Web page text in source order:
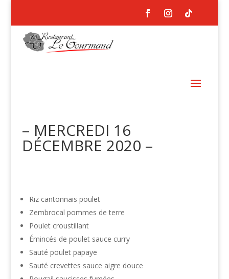
– MERCREDI 16
DÉCEMBRE 2020 –
Riz cantonnais poulet
Zembrocal pommes de terre
Poulet croustillant
Émincés de poulet sauce curry
Sauté poulet papaye
Sauté crevettes sauce aigre douce